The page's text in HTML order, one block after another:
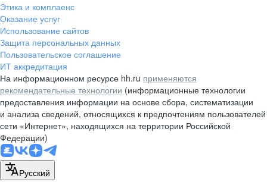
pr@rabota.by
Алматы
пр. Абая, д. 151, БЦ Алатау,
12 этаж, офис 1209
+7 727 232-13-13
pr@headhunter.com.kz
Этика и комплаенс
Оказание услуг
Использование сайтов
Защита персональных данных
Пользовательское соглашение
ИТ аккредитация
На информационном ресурсе hh.ru применяются
рекомендательные технологии (информационные технологии
предоставления информации на основе сбора, систематизации
и анализа сведений, относящихся к предпочтениям пользователей
сети «Интернет», находящихся на территории Российской
Федерации)
Русский